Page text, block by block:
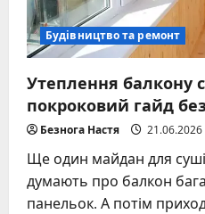
Будівництво та ремонт
Утеплення балкону
покроковий гайд
Безнога Настя 21.06.2026
Ще один майдан для
думають про балкон
панельок. А потім